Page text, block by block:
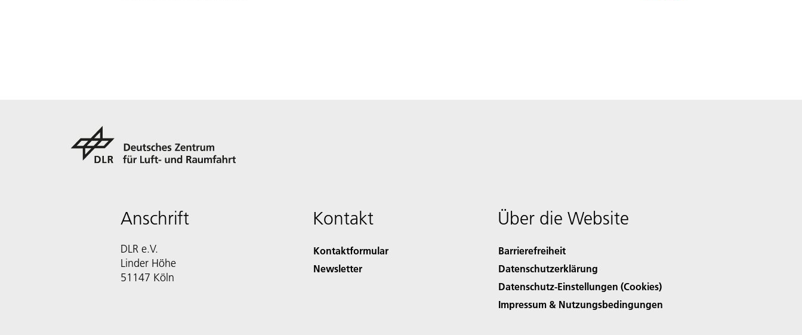
Anschrift
DLR e.V.
Linder Höhe
51147 Köln
Kontakt
Kontaktformular
Newsletter
Über die Website
Barrierefreiheit
Datenschutzerklärung
Datenschutz-Einstellungen (Cookies)
Impressum & Nutzungsbedingungen